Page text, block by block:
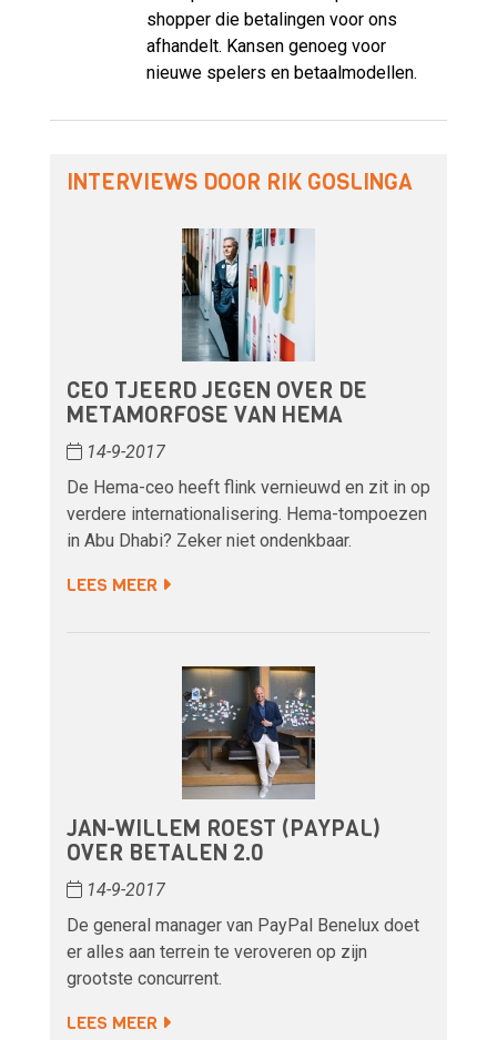
shopper die betalingen voor ons
afhandelt. Kansen genoeg voor
nieuwe spelers en betaalmodellen.
INTERVIEWS DOOR RIK GOSLINGA
CEO TJEERD JEGEN OVER DE
METAMORFOSE VAN HEMA
14-9-2017
De Hema-ceo heeft flink vernieuwd en zit in op
verdere internationalisering. Hema-tompoezen
in Abu Dhabi? Zeker niet ondenkbaar.
LEES MEER
JAN-WILLEM ROEST (PAYPAL)
OVER BETALEN 2.0
14-9-2017
De general manager van PayPal Benelux doet
er alles aan terrein te veroveren op zijn
grootste concurrent.
LEES MEER